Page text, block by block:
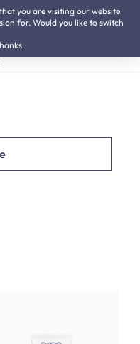
you are visiting our website
for. Would you like to switch